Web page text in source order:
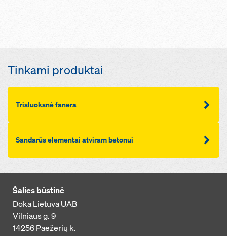
Tinkami produktai
Trisluoksnė fanera
Sandarūs elementai atviram betonui
Šalies būstinė
Doka Lietuva UAB
Vilniaus g. 9
14256Paežerių k.